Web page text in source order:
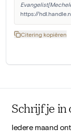
https://
Citering kopiëren
Schrijf je
Iedere maand